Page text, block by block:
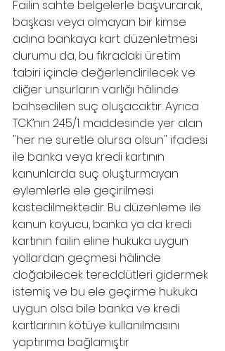
Failin sahte belgelerle başvurarak,
başkası veya olmayan bir kimse
adına bankaya kart düzenletmesi
durumu da, bu fıkradaki üretim
tabiri içinde değerlendirilecek ve
diğer unsurların varlığı hâlinde
bahsedilen suç oluşacaktır. Ayrıca
TCK’nın 245/1. maddesinde yer alan
"her ne suretle olursa olsun" ifadesi
ile banka veya kredi kartının
kanunlarda suç oluşturmayan
eylemlerle ele geçirilmesi
kastedilmektedir. Bu düzenleme ile
kanun koyucu, banka ya da kredi
kartının failin eline hukuka uygun
yollardan geçmesi hâlinde
doğabilecek tereddütleri gidermek
istemiş ve bu ele geçirme hukuka
uygun olsa bile banka ve kredi
kartlarının kötüye kullanılmasını
yaptırıma bağlamıştır